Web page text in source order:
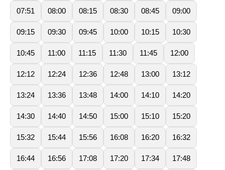
07:51 08:00 08:15 08:30 08:45 09:00
09:15 09:30 09:45 10:00 10:15 10:30
10:45 11:00 11:15 11:30 11:45 12:00
12:12 12:24 12:36 12:48 13:00 13:12
13:24 13:36 13:48 14:00 14:10 14:20
14:30 14:40 14:50 15:00 15:10 15:20
15:32 15:44 15:56 16:08 16:20 16:32
16:44 16:56 17:08 17:20 17:34 17:48